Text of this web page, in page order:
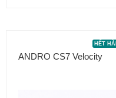
ANDRO CS7 Velocity
HẾT